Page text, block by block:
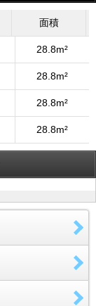
面積
28.8m²
28.8m²
28.8m²
28.8m²